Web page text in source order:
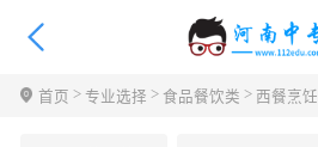
首页 >专业选择 > 食品餐饮类 > 西餐烹饪